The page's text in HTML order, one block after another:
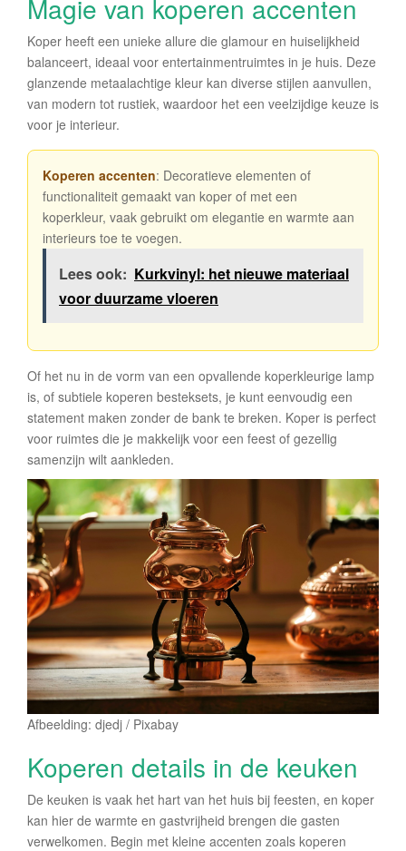
Magie van koperen accenten
Koper heeft een unieke allure die glamour en huiselijkheid
balanceert, ideaal voor entertainmentruimtes in je huis. Deze
glanzende metaalachtige kleur kan diverse stijlen aanvullen,
van modern tot rustiek, waardoor het een veelzijdige keuze is
voor je interieur.
Koperen accenten: Decoratieve elementen of
functionaliteit gemaakt van koper of met een
koperkleur, vaak gebruikt om elegantie en warmte aan
interieurs toe te voegen.
Lees ook: Kurkvinyl: het nieuwe materiaal
voor duurzame vloeren
Of het nu in de vorm van een opvallende koperkleurige lamp
is, of subtiele koperen besteksets, je kunt eenvoudig een
statement maken zonder de bank te breken. Koper is perfect
voor ruimtes die je makkelijk voor een feest of gezellig
samenzijn wilt aankleden.
Afbeelding: djedj / Pixabay
Koperen details in de keuken
De keuken is vaak het hart van het huis bij feesten, en koper
kan hier de warmte en gastvrijheid brengen die gasten
verwelkomen. Begin met kleine accenten zoals koperen